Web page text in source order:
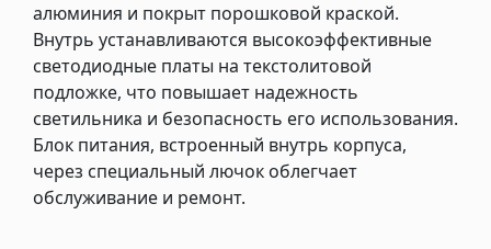
алюминия и покрыт порошковой краской.
Внутрь устанавливаются высокоэффективные
светодиодные платы на текстолитовой
подложке, что повышает надежность
светильника и безопасность его использования.
Блок питания, встроенный внутрь корпуса,
через специальный лючок облегчает
обслуживание и ремонт.